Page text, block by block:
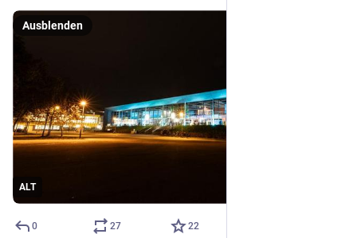
ALT
Ausblenden
0 27 22